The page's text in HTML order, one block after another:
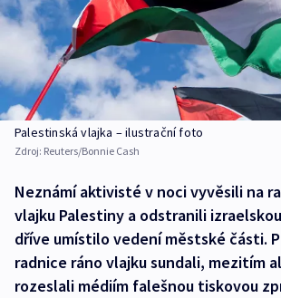
Palestinská vlajka – ilustrační foto
Zdroj: Reuters/Bonnie Cash
Neznámí aktivisté v noci vyvěsili na
vlajku Palestiny a odstranili
dříve umístilo vedení městské části.
radnice ráno vlajku sundali, mezitím
rozeslali médiím falešnou tiskovou